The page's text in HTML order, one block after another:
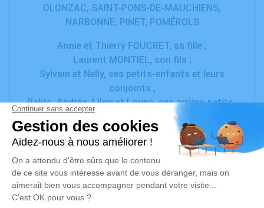
OLONZAC, SAINT-PONS-DE-MAUCHIENS,
NARBONNE, PINET, POMÉROLS
Annie et Thierry FOUCRET, sa fille ;
Laurent MONTIEL, son fils ;
Sylvain et Nelly, ses petits-enfants et leurs
conjoints ;
Pablo, Andréa, Lilou et Louna, ses arrière-petits-
Parents et amis
ont la tristesse de vous faire part du décès de
Madame Paulette MONTIEL née BONNAFOUS
à l'âge de 85 ans.
la cérémonie civile aura lieu, le jeudi 14 août 2025,
à 11h00, au cimetière d'Olonzac, suivie de